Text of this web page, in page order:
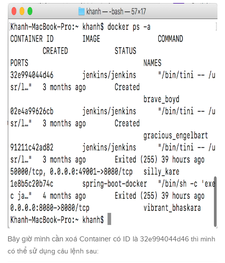
Bây giờ mình cần xoá Container có ID là 32e994044d46 thì mình
có thể sử dụng câu lệnh sau: